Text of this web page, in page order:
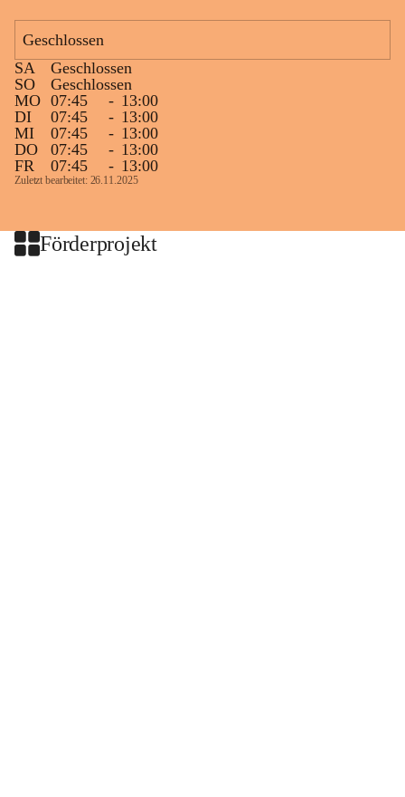
Geschlossen
SA
Geschlossen
SO
Geschlossen
MO 07:45 - 13:00
DI
07:45 - 13:00
MI
07:45 - 13:00
DO
07:45 - 13:00
FR
07:45 - 13:00
Zuletzt bearbeitet: 26.11.2025
Förderprojekt